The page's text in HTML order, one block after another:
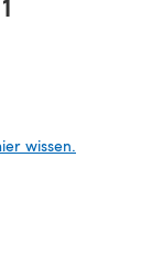
wissen.